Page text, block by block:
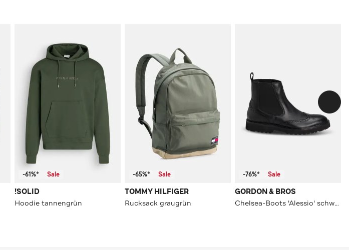
-61%* Sale
!SOLID
Hoodie tannengrün
-65%* Sale
TOMMY HILFIGER
Rucksack graugrün
-76%* Sale
GORDON & BROS
Chelsea-Boots 'Alessio' schwarz